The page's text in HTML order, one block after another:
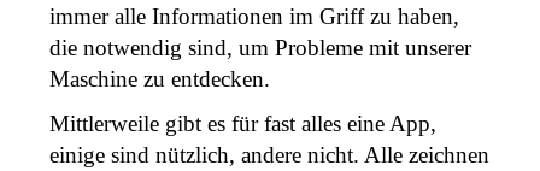
immer alle Informationen im Griff zu haben,
die notwendig sind, um Probleme mit unserer
Maschine zu entdecken.
Mittlerweile gibt es für fast alles eine App,
einige sind nützlich, andere nicht. Alle zeichnen